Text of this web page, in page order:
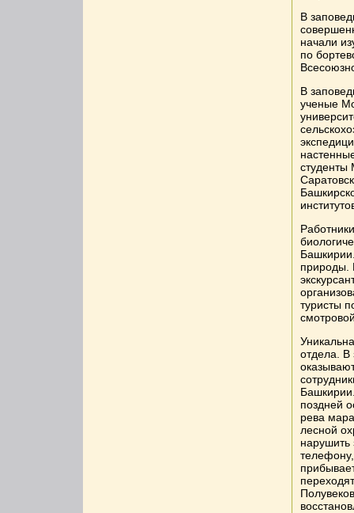
В
начали
по
В
ученые
студенты
природы.
туристы
отдела. В
поздней
рева
лесной